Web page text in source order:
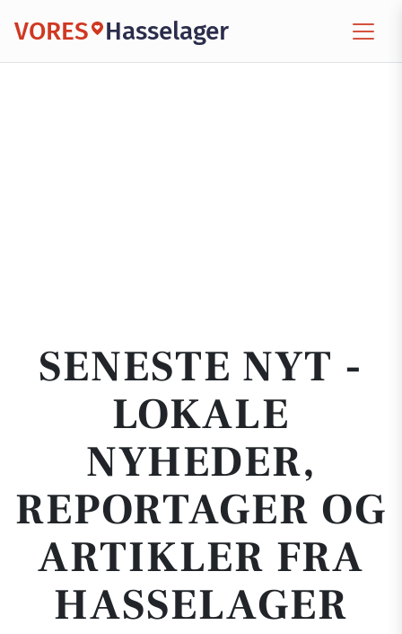
VORES Hasselager
SENESTE NYT -
LOKALE
NYHEDER,
REPORTAGER OG
ARTIKLER FRA
HASSELAGER